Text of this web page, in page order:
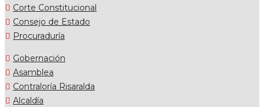
Corte Constitucional
Consejo de Estado
Procuraduría
Gobernación
Asamblea
Contraloría Risaralda
Alcaldía